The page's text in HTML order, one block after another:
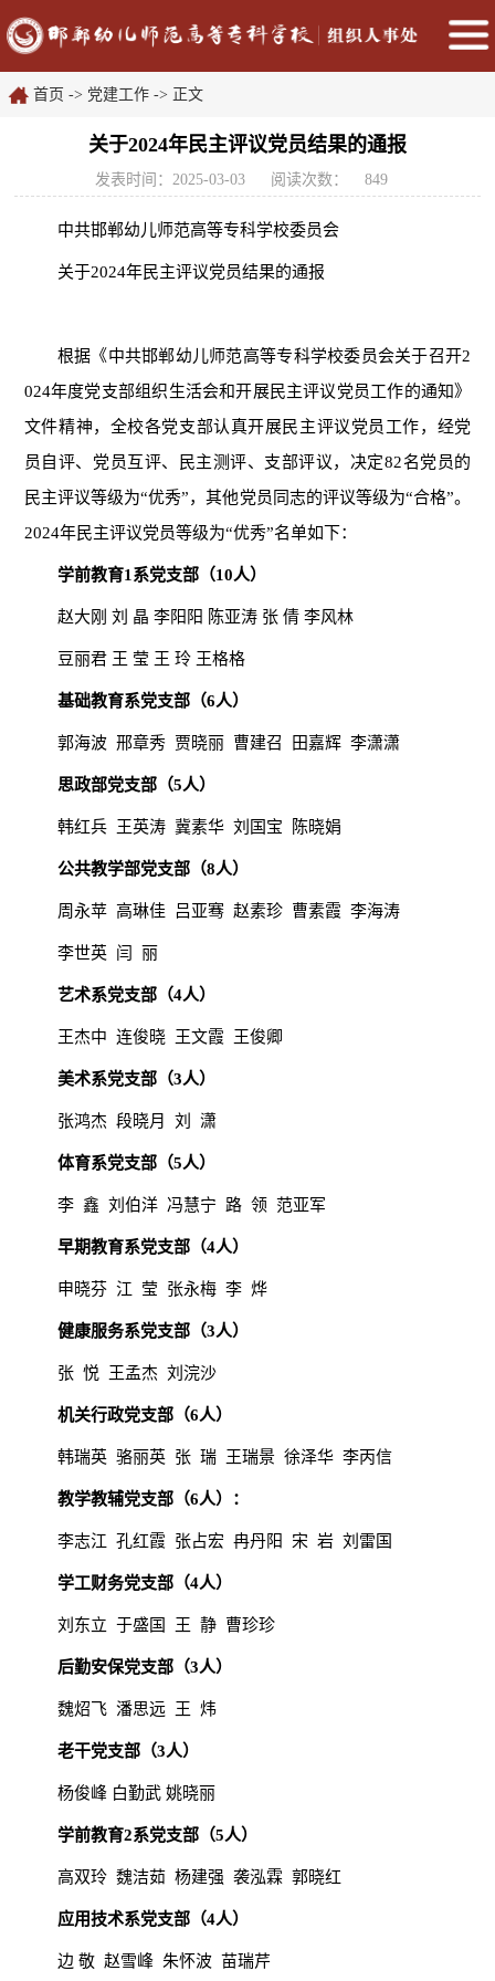
首页 -> 党建工作 -> 正文
关于2024年民主评议党员结果的通报
发表时间：2025-03-03 阅读次数： 849
中共邯郸幼儿师范高等专科学校委员会
关于2024年民主评议党员结果的通报
根据《中共邯郸幼儿师范高等专科学校委员会关于召开2
024年度党支部组织生活会和开展民主评议党员工作的通知》
文件精神，全校各党支部认真开展民主评议党员工作，经党
员自评、党员互评、民主测评、支部评议，决定82名党员的
民主评议等级为“优秀”，其他党员同志的评议等级为“合格”。
2024年民主评议党员等级为“优秀”名单如下：
学前教育1系党支部（10人）
赵大刚 刘 晶 李阳阳 陈亚涛 张 倩 李风林
豆丽君 王 莹 王 玲 王格格
基础教育系党支部（6人）
郭海波 邢章秀 贾晓丽 曹建召 田嘉辉 李潇潇
思政部党支部（5人）
韩红兵 王英涛 冀素华 刘国宝 陈晓娟
公共教学部党支部（8人）
周永苹 高琳佳 吕亚骞 赵素珍 曹素霞 李海涛
李世英 闫 丽
艺术系党支部（4人）
王杰中 连俊晓 王文霞 王俊卿
美术系党支部（3人）
张鸿杰 段晓月 刘 潇
体育系党支部（5人）
李 鑫 刘伯洋 冯慧宁 路 领 范亚军
早期教育系党支部（4人）
申晓芬 江 莹 张永梅 李 烨
健康服务系党支部（3人）
张 悦 王孟杰 刘浣沙
机关行政党支部（6人）
韩瑞英 骆丽英 张 瑞 王瑞景 徐泽华 李丙信
教学教辅党支部（6人）：
李志江 孔红霞 张占宏 冉丹阳 宋 岩 刘雷国
学工财务党支部（4人）
刘东立 于盛国 王 静 曹珍珍
后勤安保党支部（3人）
魏炤飞 潘思远 王 炜
老干党支部（3人）
杨俊峰 白勤武 姚晓丽
学前教育2系党支部（5人）
高双玲 魏洁茹 杨建强 袭泓霖 郭晓红
应用技术系党支部（4人）
边 敬 赵雪峰 朱怀波 苗瑞芹